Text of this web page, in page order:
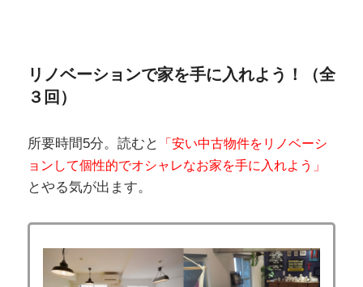
リノベーションで家を手に入れよう！（全
３回）
所要時間5分。読むと
「安い中古物件をリノベーシ
ョンして個性的でオシャレなお家を手に入れよう」
とやる気が出ます。